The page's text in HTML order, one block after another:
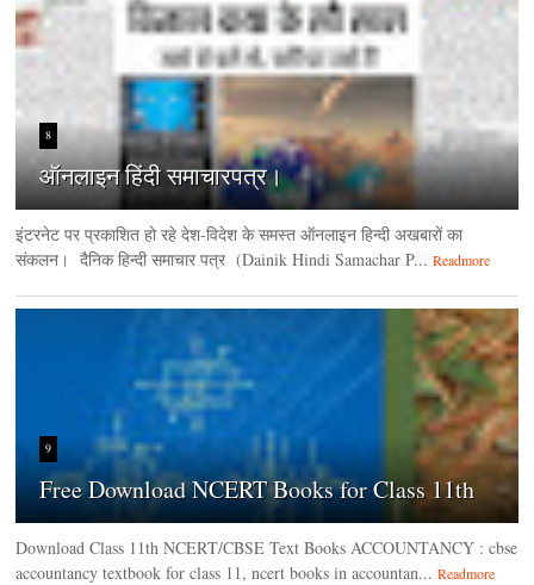
8
ऑनलाइन हिंदी समाचारपत्र।
इंटरनेट पर प्रकाशित हो रहे देश-विदेश के समस्त ऑनलाइन हिन्दी अखबारों का
संकलन। दैनिक हिन्‍दी समाचार पत्र (Dainik Hindi Samachar P... Readmore
9
Free Download NCERT Books for Class 11th
Download Class 11th NCERT/CBSE Text Books ACCOUNTANCY : cbse
accountancy textbook for class 11, ncert books in accountan... Readmore